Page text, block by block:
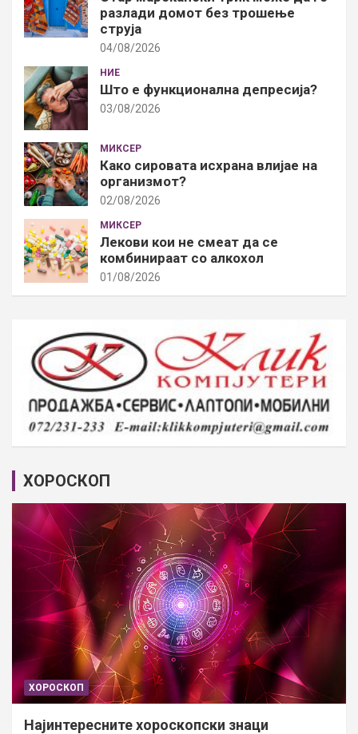
разлади домот без трошење
струја
04/08/2026
НИЕ
Што е функционална депресија?
03/08/2026
МИКСЕР
Како сировата исхрана влијае на
организмот?
02/08/2026
МИКСЕР
Лекови кои не смеат да се
комбинираат со алкохол
01/08/2026
ХОРОСКОП
ХОРОСКОП
Најинтересните хороскопски знаци